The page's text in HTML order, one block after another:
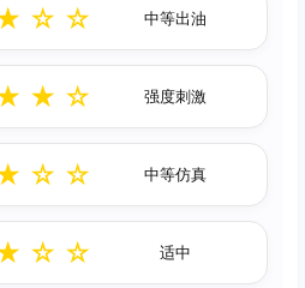
☆ ☆ 中等出油
★ ☆ 强度刺激
☆ ☆ 中等仿真
☆ ☆ 适中